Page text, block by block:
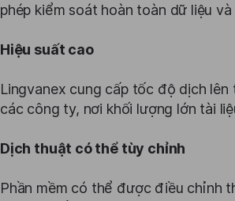
phép kiểm soát hoàn toàn dữ liệu
Hiệu suất cao
Lingvanex cung cấp tốc độ dịch
các công ty, nơi khối lượng lớn tài
Dịch thuật có thể tùy chỉnh
Phần mềm có thể được điều chỉnh